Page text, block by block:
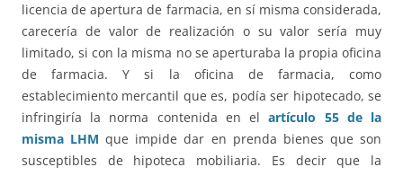
licencia de apertura de farmacia, en sí misma considerada,
carecería de valor de realización o su valor sería muy
limitado, si con la misma no se aperturaba la propia oficina
de farmacia. Y si la oficina de farmacia, como
establecimiento mercantil que es, podía ser hipotecado, se
infringiría la norma contenida en elartículo 55 de la
misma LHM que impide dar en prenda bienes que son
susceptibles de hipoteca mobiliaria. Es decir que la